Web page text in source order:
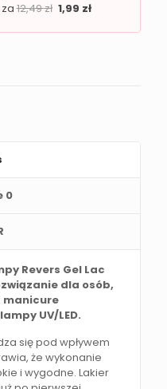
za12,49zł 1,99 zł
0
Revers Gel Lac
dla osób,
manicure
UV/LED.
się pod wpływem
że wykonanie
i wygodne. Lakier